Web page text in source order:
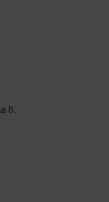
8,